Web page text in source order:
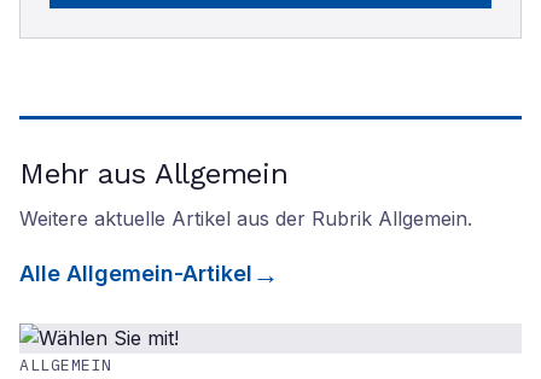
Mehr aus Allgemein
Weitere aktuelle Artikel aus der Rubrik Allgemein.
Alle Allgemein-Artikel
ALLGEMEIN